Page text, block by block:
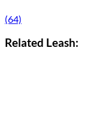
(64)
Related Leash: